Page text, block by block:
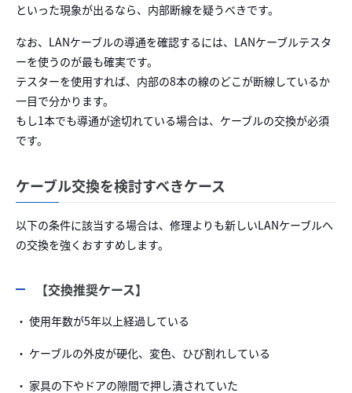
といった現象が出るなら、内部断線を疑うべきです。
なお、LANケーブルの導通を確認するには、LANケーブルテスタ
ーを使うのが最も確実です。
テスターを使用すれば、内部の8本の線のどこが断線しているか
一目で分かります。
もし1本でも導通が途切れている場合は、ケーブルの交換が必須
です。
ケーブル交換を検討すべきケース
以下の条件に該当する場合は、修理よりも新しいLANケーブルへ
の交換を強くおすすめします。
【交換推奨ケース】
・ 使用年数が5年以上経過している
・ ケーブルの外皮が硬化、変色、ひび割れしている
・ 家具の下やドアの隙間で押し潰されていた